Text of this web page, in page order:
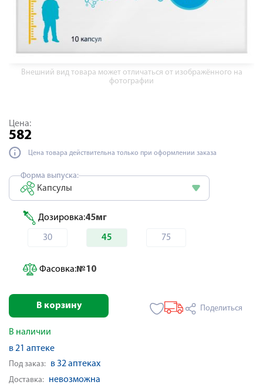
Внешний вид товара может отличаться от изображённого на
фотографии
Цена:
582
Цена товара действительна только при оформлении заказа
Форма выпуска:
Капсулы
Дозировка:45мг
30 45 75
Фасовка:№10
В корзину Поделиться
В наличии
в 21 аптеке
Под заказ: в 32 аптеках
Доставка: невозможна